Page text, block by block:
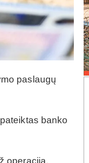
paslaugų
banko
operaciją.